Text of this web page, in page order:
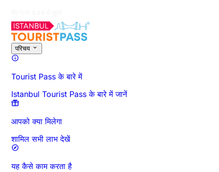
परिचय
Tourist Pass के बारे में
Istanbul Tourist Pass के बारे में जानें
आपको क्या मिलेगा
शामिल सभी लाभ देखें
यह कैसे काम करता है